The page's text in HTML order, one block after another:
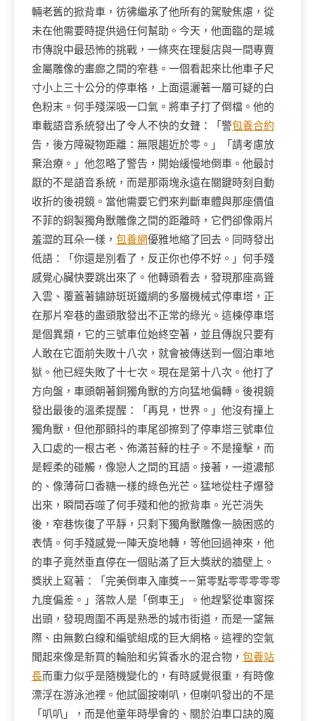
輛老舊的掀背車，彷彿繼承了他所有的駕駛焦慮，從
未在他需要時提供過任何幫助。今天，他面臨的是城
市傳說中最恐怖的挑戰，一條夾在理髮店與一間專賣
金屬雕像的畫廊之間的窄巷。一個看起來比他車子尺
寸小上三十公分的停車格，上面還灑著一層可疑的白
色粉末。何手殘深吸一口氣。將車子打了倒檔。他的
車載語音系統發出了令人不快的女聲：「警包養合約
告，後方障礙物距離：無限趨近於零。」「請考慮放
棄治療。」他忽略了警告，開始緩慢地倒車。他最討
厭的不是語音系統，而是那兩塊永遠在關鍵時刻自動
收折的後視鏡。當他需要它們來判斷車體與那座價值
不菲的銅製獨角獸雕像之間的距離時，它們卻像兩片
羞澀的耳朵一樣， 包養網優雅地縮了回去。同時發出
低語：「你還是別看了，反正你也停不好。」何手殘
感覺心臟快要跳出來了。他轉頭看去，發現那座高聳
入雲、覆蓋著鏽跡斑斑鐵網的多層機械式停車塔，正
在那片窄巷的盡頭散發出不正常的綠光。這棟停車塔
是個異類，它的三號車位始終空著，並且傳說只要有
人敢在它面前失敗十八次，就會被傳送到一個泊車地
獄。他已經失敗了十七次。現在是第十八次。他打了
方向盤，車頭朝著銅獨角獸的方向猛地偏轉。後視鏡
發出最後的溫柔提醒：「再見，世界。」他沒有撞上
獨角獸，但他那顫抖的車尾卻擦到了停車塔三號車位
入口處的一根古老、佈滿苔蘚的柱子。不是撞擊，而
是輕柔的碰觸，像戀人之間的耳語。接著，一道濃郁
的、像薄荷口香糖一樣的綠色光芒。猛地從柱子爆發
出來，瞬間吞噬了何手殘和他的掀背車。光芒消失
後，窄巷恢復了平靜，只剩下獨角獸雕像一臉困惑的
表情。何手殘感覺一陣天旋地轉，等他回過神來，他
的車子竟然垂直停在一個貼滿了巨大獎狀的牆壁上。
獎狀上寫著：「完美倒車入庫獎——第零點零零零零零
九度偏差。」落款人是「倒車王」。他趕緊從車窗探
出頭，發現周圍不再是熟悉的城市街道，而是一望無
際、由無數白線和編號組成的巨大網格。這裡的空氣
聞起來像是新買的輪胎和劣質香水的混合物， 包養站
長而重力似乎是隨機變化的，有時感覺很重，有時像
漂浮在游泳池裡。他試圖按喇叭，但喇叭發出的不是
「叭叭」，而是他童年時學會的、關於泊車口訣的魔